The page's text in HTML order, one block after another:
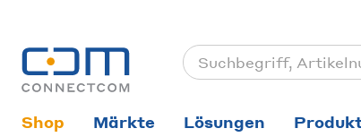
Shop Märkte Lösungen